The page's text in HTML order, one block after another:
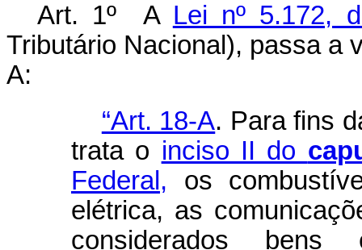
Art. 1º A Lei nº 5.172,
Tributário Nacional), passa a
A:
“Art. 18-A. Para fins
trata o inciso II do
Federal, os
elétrica, as
considerados